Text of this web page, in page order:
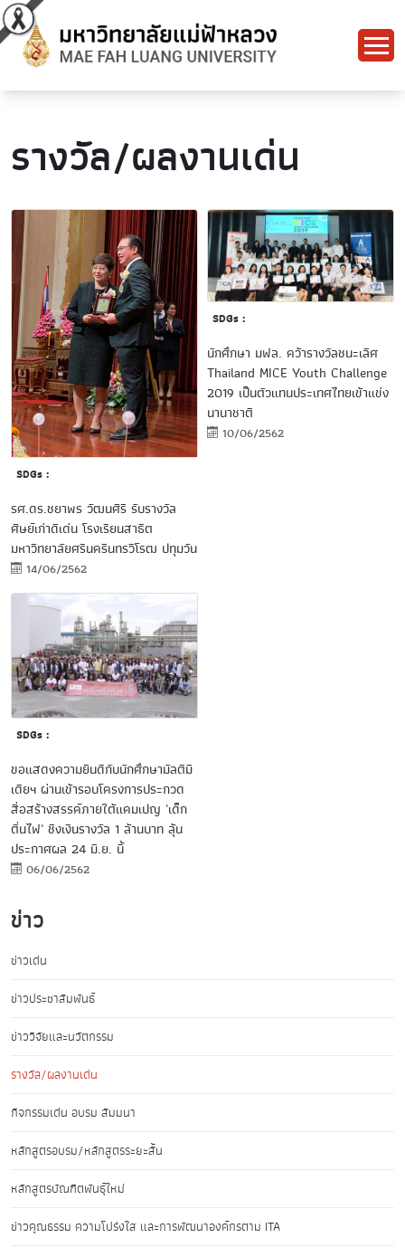
รางวัล/ผลงานเด่น
SDGs :
รศ.ดร.ชยาพร วัฒนศิริ รับรางวัล
ศิษย์เก่าดีเด่น โรงเรียนสาธิต
มหาวิทยาลัยศรีนครินทรวิโรฒ ปทุมวัน
14/06/2562
SDGs :
นักศึกษา มฟล. คว้ารางวัลชนะเลิศ
Thailand MICE Youth Challenge
2019 เป็นตัวแทนประเทศไทยเข้าแข่ง
นานาชาติ
10/06/2562
SDGs :
ขอแสดงความยินดีกับนักศึกษามัลติมี
เดียฯ ผ่านเข้ารอบโครงการประกวด
สื่อสร้างสรรค์ภายใต้แคมเปญ 'เด็ก
ตื่นไฟ' ชิงเงินรางวัล 1 ล้านบาท ลุ้น
ประกาศผล 24 มิ.ย. นี้
06/06/2562
ข่าว
ข่าวเด่น
ข่าวประชาสัมพันธ์
ข่าววิจัยและนวัตกรรม
รางวัล/ผลงานเด่น
กิจกรรมเด่น อบรม สัมมนา
หลักสูตรอบรม/หลักสูตรระยะสั้น
หลักสูตรบัณฑิตพันธุ์ใหม่
ข่าวคุณธรรม ความโปร่งใส และการพัฒนาองค์กรตาม ITA